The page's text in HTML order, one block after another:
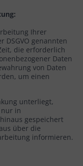
Ihrer
DSGVO genannten
die erforderlich
Daten
von Daten
um einen
unterliegt,
in
gespeichert
über die
informieren.